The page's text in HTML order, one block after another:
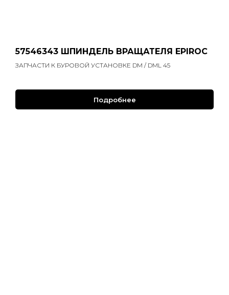
57546343 ШПИНДЕЛЬ ВРАЩАТЕЛЯ EPIROC
ЗАПЧАСТИ К БУРОВОЙ УСТАНОВКЕ DM / DML 45
Подробнее